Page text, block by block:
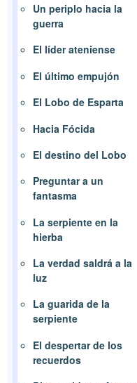
Un periplo hacia la
guerra
El líder ateniense
El último empujón
El Lobo de Esparta
Hacia Fócida
El destino del Lobo
Preguntar a un
fantasma
La serpiente en la
hierba
La verdad saldrá a la
luz
La guarida de la
serpiente
El despertar de los
recuerdos